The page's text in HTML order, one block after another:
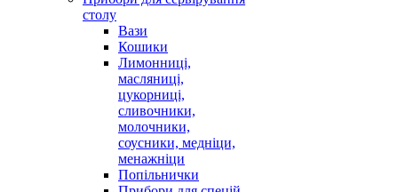
столу
Вази
Кошики
Лимонниці,
масляниці,
цукорниці,
сливочники,
молочники,
соусники, медніци,
менажніци
Попільнички